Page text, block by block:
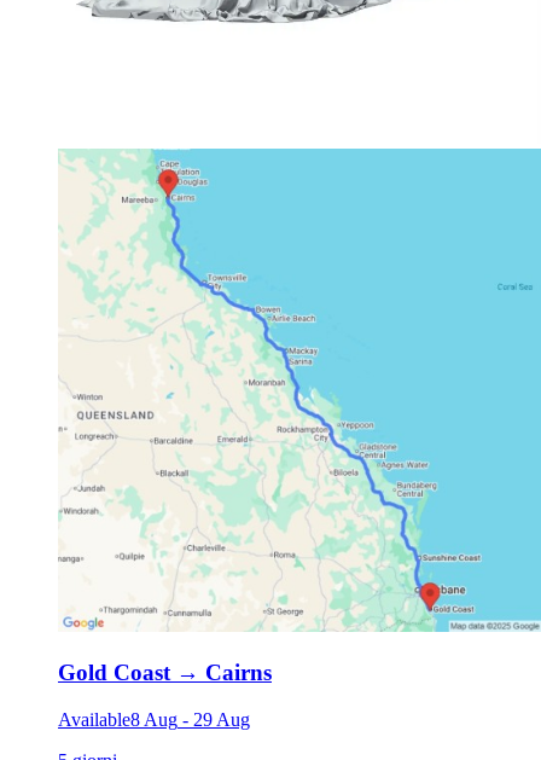
Gold Coast → Cairns
Available8 Aug - 29 Aug